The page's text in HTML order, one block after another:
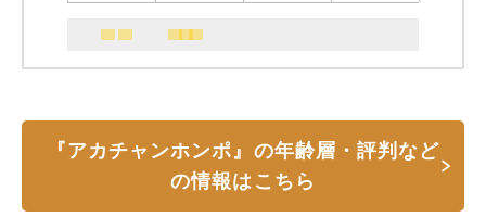
『アカチャンホンポ』の年齢層・評判など
の情報はこちら